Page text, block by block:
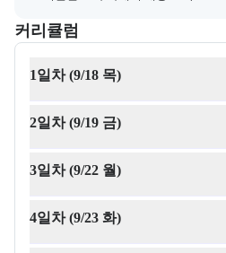
커리큘럼
교육과정의 커리큘럼 정보를 안내한다.
커리큘럼
1일차 (9/18 목)
2일차 (9/19 금)
3일차 (9/22 월)
4일차 (9/23 화)